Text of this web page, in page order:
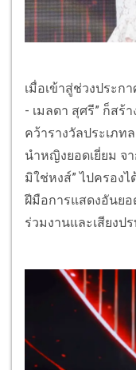
เมื่อเข้าสู่ช่วงประก
- เมลดา สุศรี” ก็ส
คว้ารางวัลประเภท
นำหญิงยอดเยี่ยม จ
มิใช่หงส์” ไปครอง
ฝีมือการแสดงอันยอ
ร่วมงานและเสียงป